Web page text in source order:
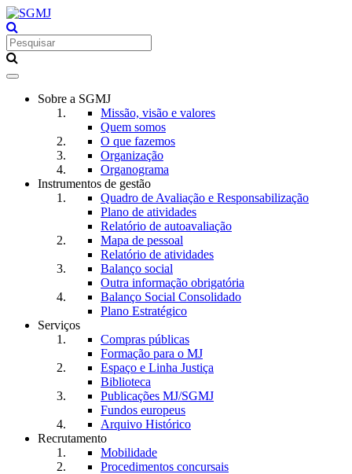
Toggle
navigationSobre a SGMJ
Missão, visão e valores
Quem somos
O que fazemos
Organização
Organograma
Instrumentos de gestão
Quadro de Avaliação e Responsabilização
Plano de atividades
Relatório de autoavaliação
Mapa de pessoal
Relatório de atividades
Balanço social
Outra informação obrigatória
Balanço Social Consolidado
Plano Estratégico
Serviços
Compras públicas
Formação para o MJ
Espaço e Linha Justiça
Biblioteca
Publicações MJ/SGMJ
Fundos europeus
Arquivo Histórico
Recrutamento
Mobilidade
Procedimentos concursais